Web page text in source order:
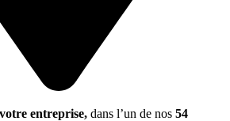
entreprise, dans l’un de nos 54